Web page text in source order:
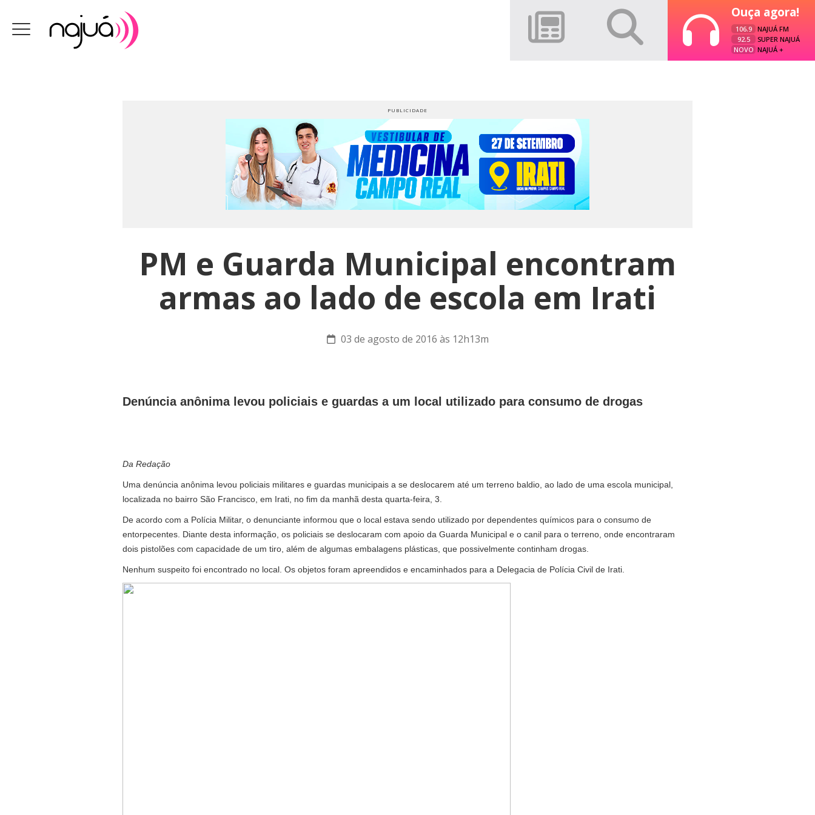
Ouça agora!
106.9
NAJUÁ FM
92.5
SUPER NAJUÁ
NOVO NAJUÁ +
PM e Guarda Municipal encontram
armas ao lado de escola em Irati
03 de agosto de 2016 às 12h13m
Denúncia anônima levou policiais e guardas a um local utilizado para consumo de drogas
Da Redação
Uma denúncia anônima levou policiais militares e guardas municipais a se deslocarem até um terreno baldio, ao lado de uma escola municipal,
localizada no bairro São Francisco, em Irati, no fim da manhã desta quarta-feira, 3.
De acordo com a Polícia Militar, o denunciante informou que o local estava sendo utilizado por dependentes químicos para o consumo de
entorpecentes. Diante desta informação, os policiais se deslocaram com apoio da Guarda Municipal e o canil para o terreno, onde encontraram
dois pistolões com capacidade de um tiro, além de algumas embalagens plásticas, que possivelmente continham drogas.
Nenhum suspeito foi encontrado no local. Os objetos foram apreendidos e encaminhados para a Delegacia de Polícia Civil de Irati.